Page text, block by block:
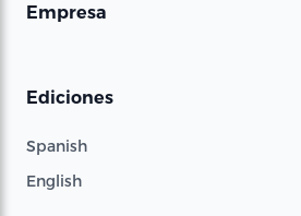
Empresa
Ediciones
Spanish
English